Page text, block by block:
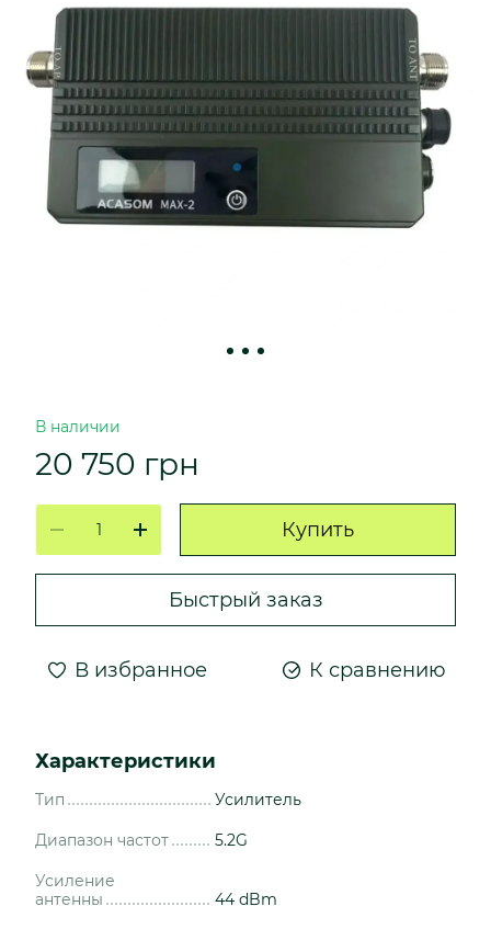
В наличии
20 750 грн
Купить
Быстрый заказ
В избранное К сравнению
Характеристики
Тип Усилитель
Диапазон частот 5.2G
Усиление
антенны
44 dBm